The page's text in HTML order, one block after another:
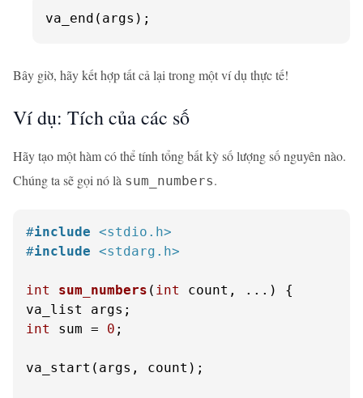
va_end(args);
Bây giờ, hãy kết hợp tất cả lại trong một ví dụ thực tế!
Ví dụ: Tích của các số
Hãy tạo một hàm có thể tính tổng bất kỳ số lượng số nguyên nào.
Chúng ta sẽ gọi nó là sum_numbers.
#include <stdio.h>
#include <stdarg.h>
int sum_numbers ( int count, ...)
{
int
sum = 0 ;
va_start(args, count);